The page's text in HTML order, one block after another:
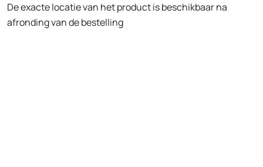
De exacte locatie van het product is beschikbaar na
afronding van de bestelling